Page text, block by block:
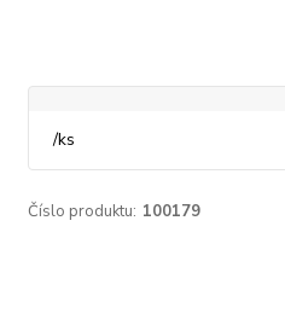
/ks
Číslo produktu: 100179